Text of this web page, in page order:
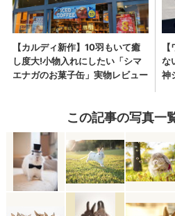
この記事の写真一